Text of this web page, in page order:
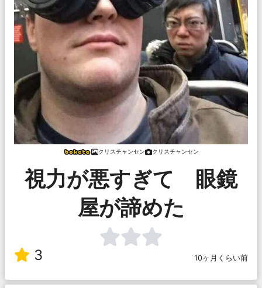
クリスチャンセン クリスチャンセン
視力が悪すぎて 眼鏡
屋が諦めた
3 10ヶ月くらい前